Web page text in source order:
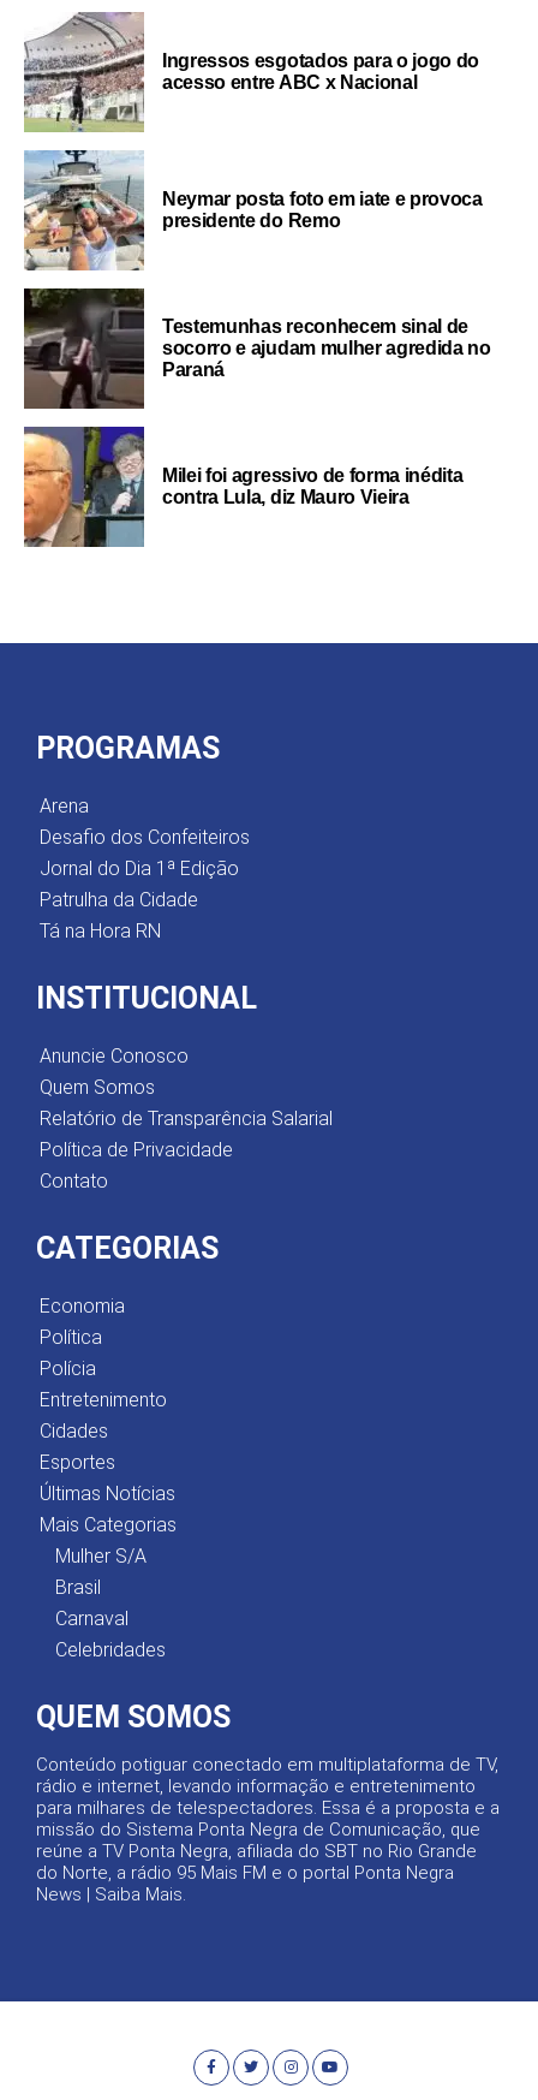
Ingressos esgotados para o jogo do
acesso entre ABC x Nacional
Neymar posta foto em iate e provoca
presidente do Remo
Testemunhas reconhecem sinal de
socorro e ajudam mulher agredida no
Paraná
Milei foi agressivo de forma inédita
contra Lula, diz Mauro Vieira
PROGRAMAS
Arena
Desafio dos Confeiteiros
Jornal do Dia 1ª Edição
Patrulha da Cidade
Tá na Hora RN
INSTITUCIONAL
Anuncie Conosco
Quem Somos
Relatório de Transparência Salarial
Política de Privacidade
Contato
CATEGORIAS
Economia
Política
Polícia
Entretenimento
Cidades
Esportes
Últimas Notícias
Mais Categorias
Mulher S/A
Brasil
Carnaval
Celebridades
QUEM SOMOS
Conteúdo potiguar conectado em multiplataforma de TV,
rádio e internet, levando informação e entretenimento
para milhares de telespectadores. Essa é a proposta e a
missão do Sistema Ponta Negra de Comunicação, que
reúne a TV Ponta Negra, afiliada do SBT no Rio Grande
do Norte, a rádio 95 Mais FM e o portal Ponta Negra
News | Saiba Mais